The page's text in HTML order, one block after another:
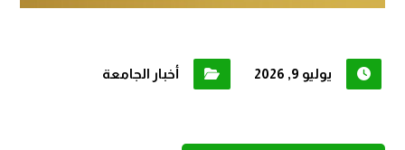
يوليو 9, 2026 أخبار الجامعة